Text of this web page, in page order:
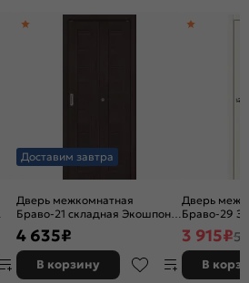
Доставим завтра
Дверь межкомнатная
Браво-21 складная Экошпон,
Wenge Melinga, глухая,
царговая
4 635₽
В корзину
Дверь
Браво-29
Wood,
без
3 915₽5
В